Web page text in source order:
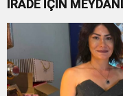
İRADE İÇİN